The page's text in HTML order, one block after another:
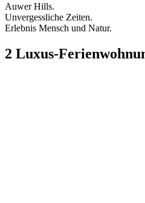
Auwer Hills.
Unvergessliche Zeiten.
Erlebnis Mensch und Natur.
2 Luxus-